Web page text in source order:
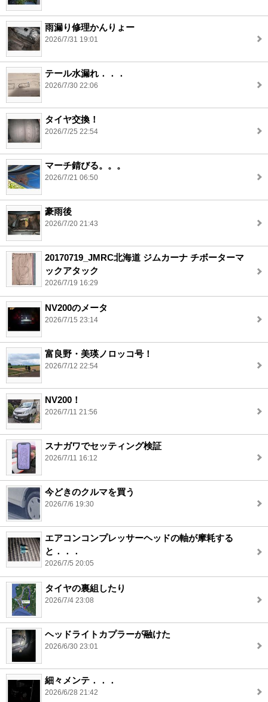
雨漏り修理かんりょー
2026/7/31 19:01
テール水漏れ．．．
2026/7/30 22:06
タイヤ交換！
2026/7/25 22:54
マーチ錆びる。。。
2026/7/21 06:50
豪雨後
2026/7/20 21:43
20170719_JMRC北海道 ジムカーナ チボーターマ
ックアタック
2026/7/19 16:29
NV200のメータ
2026/7/15 23:14
富良野・美瑛ノロッコ号！
2026/7/12 22:54
NV200！
2026/7/11 21:56
スナガワでセッティング検証
2026/7/11 16:12
今どきのクルマを買う
2026/7/6 19:30
エアコンコンプレッサーヘッドの軸が摩耗する
と．．．
2026/7/5 20:05
タイヤの裏組したり
2026/7/4 23:08
ヘッドライトカプラーが融けた
2026/6/30 23:01
細々メンテ．．．
2026/6/28 21:42